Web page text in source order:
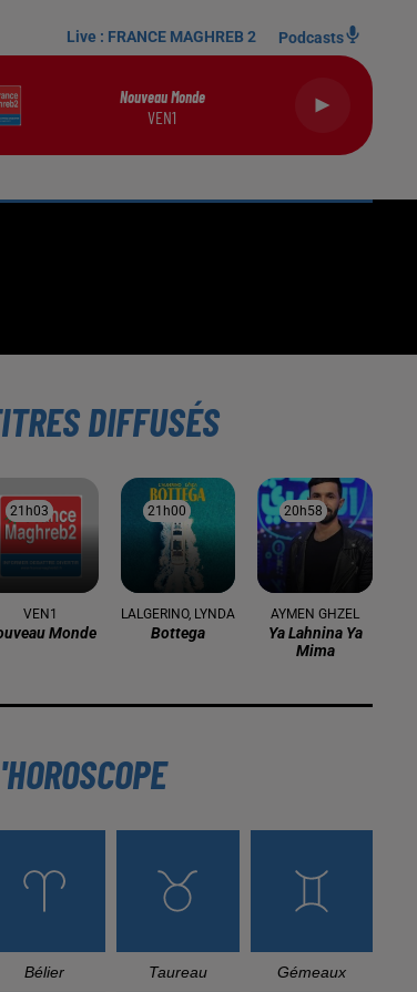
Live : FRANCE MAGHREB 2 Podcasts
Nouveau Monde
VEN1
DIFFUSÉS
21h03
21h03
VEN1
Monde
21h00
21h00
LALGERINO, LYNDA
Bottega
20h58
20h58
AYMEN GHZEL
Ya Lahnina Ya
Mima
Bélier Taureau Gémeaux